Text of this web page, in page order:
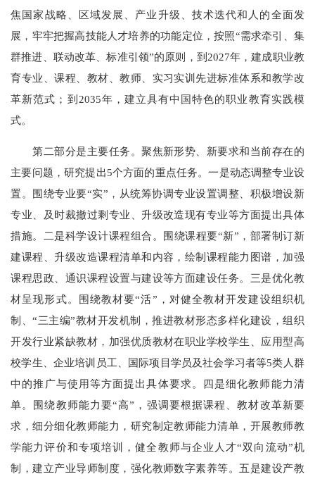
焦国家战略、区域发展、产业升级、技术迭代和人的全面发
展，牢牢把握高技能人才培养的功能定位，按照“需求牵引、集
群推进、联动改革、标准引领”的原则，到2027年，建成职业教
育专业、课程、教材、教师、实习实训先进标准体系和教学改
革新范式；到2035年，建立具有中国特色的职业教育实践模
式。
第二部分是主要任务。聚焦新形势、新要求和当前存在的
主要问题，研究提出5个方面的重点任务。一是动态调整专业设
置。围绕专业要“实”，从统筹协调专业设置调整、积极增设新
专业、及时裁撤过剩专业、升级改造现有专业等方面提出具体
措施。二是科学设计课程组合。围绕课程要“新”，部署制订新
建课程、升级改造课程清单和内容，绘制课程能力图谱，加强
课程思政、通识课程设置与建设等方面建设任务。三是优化教
材呈现形式。围绕教材要“活”，对健全教材开发建设组织机
制、“三主编”教材开发机制，推进教材形态多样化建设，组织
开发行业紧缺教材，加强优质教材在职业学校学生、应用型高
校学生、企业培训员工、国际项目学员及社会学习者等5类人群
中的推广与使用等方面提出具体要求。四是细化教师能力清
单。围绕教师能力要“高”，强调要根据课程、教材改革新要
求，细分细化教师能力，研究制定教师能力清单，开展教师教
学能力评价和专项培训，健全教师与企业人才“双向流动”机
制，建立产业导师制度，强化教师数字素养等。五是建设产教